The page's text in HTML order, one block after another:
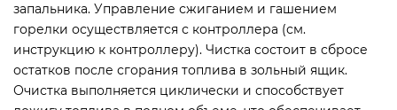
запальника. Управление сжиганием и гашением
горелки осуществляется с контроллера (см.
инструкцию к контроллеру). Чистка состоит в сбросе
остатков после сгорания топлива в зольный ящик.
Очистка выполняется циклически и способствует